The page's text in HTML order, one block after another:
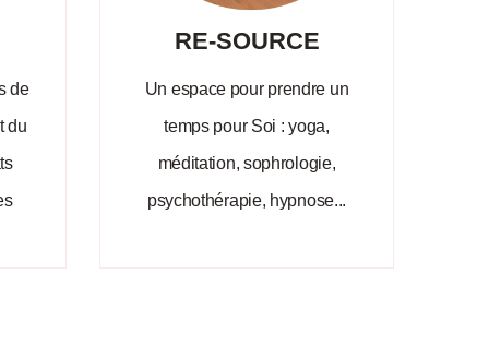
de
du
RE-SOURCE
Un espace pour prendre un
temps pour Soi : yoga,
méditation, sophrologie,
psychothérapie, hypnose...